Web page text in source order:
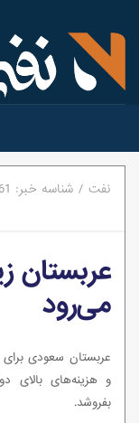
نفت / شناسه خبر:
عربستان
می‌رود
عربستان سعودی
و هزینه‌های بالای
بفروشد.